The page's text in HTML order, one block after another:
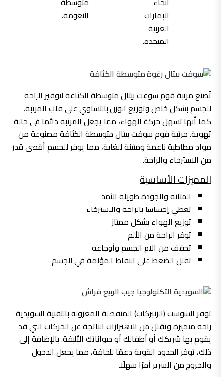
تُصنع مرتبة فوم سوفت بيتال متوسطة الكثافة لتوفير الراحة
للجسم بشكل خاص وتوزيع الوزن بالتساوي على قلب المرتبة.
كما أنها تسهل حركة الهواء، مما يجعل المرتبة دائما في حالة
تهوية. مرتبة فوم سوفت بيتال متوسطة الكثافة مصنوعة من
مواد مطاطية ناعمة ومتينة للغاية، مما يوفر للجسم أقصى قدر
من الاسترخاء والراحة.
المميزات الأساسية
المتانة والجودة طويلة الأمد
تعطي إحساسا بالراحة والاسترخاء
توزيع الهواء بشكل ممتاز
توفر الراحة من الألم
تخفف من آلام الجسم وأوجاعه
تقلل الضغط على النقاط المؤلمة في الجسم
توفر السوست (الزنبركات) المنفصلة المعزولة بالتقنية السويدية
راحة متميزة وتقلل من الاهتزازات الناتجة عن الحركات التي قد
يقوم بها شريكك أو أطفالك أو حيواناتك الأليفة. بالإضافة إلى
ذلك، توفر الحدود القوية دعمًا للحافة، مما يجعل الدخول
والخروج من السرير أمرًا سهلًا.